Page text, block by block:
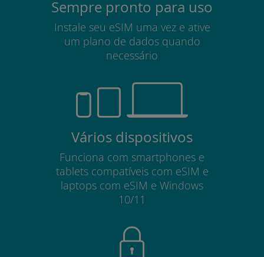
Sempre pronto para uso
Instale seu eSIM uma vez e ative
um plano de dados quando
necessário
Vários dispositivos
Funciona com smartphones e
tablets compatíveis com eSIM e
laptops com eSIM e Windows
10/11